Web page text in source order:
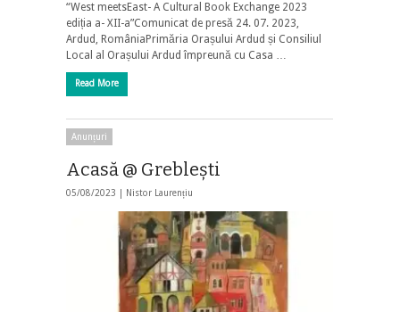
“West meetsEast- A Cultural Book Exchange 2023
ediția a- XII-a”Comunicat de presӑ 24. 07. 2023,
Ardud, RomâniaPrimăria Orașului Ardud și Consiliul
Local al Orașului Ardud împreună cu Casa …
Read More
Anunțuri
Acasă @ Grebleşti
05/08/2023 | Nistor Laurențiu